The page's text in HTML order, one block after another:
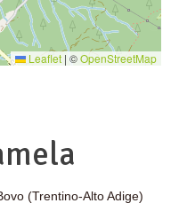
Leaflet | ©OpenStreetMap
(Trentino-Alto Adige)